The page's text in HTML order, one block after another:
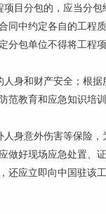
目分包的，应当分
同中约定各自的工程
包单位不得将工程项
身和财产安全；根
教育和应急知识培训
身意外伤害等保险，
做好现场应急处置、
还应立即向中国驻该